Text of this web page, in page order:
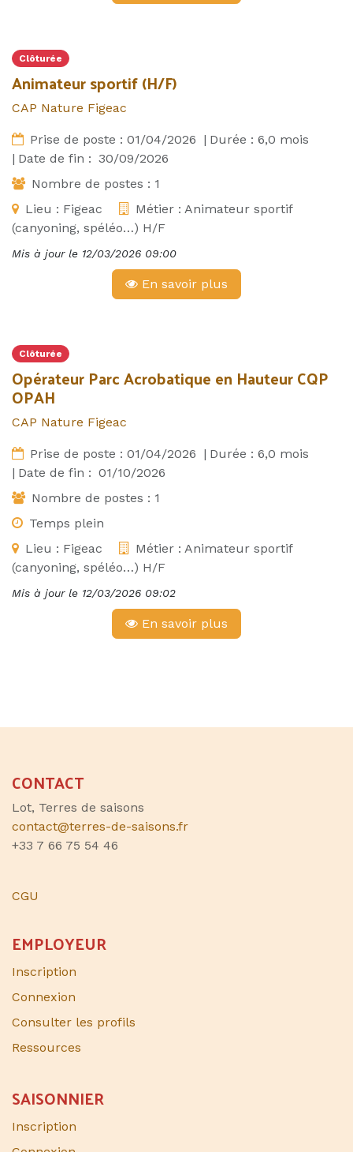
Clôturée
Animateur sportif (H/F)
CAP Nature Figeac
Prise de poste : 01/04/2026 | Durée : 6,0 mois
| Date de fin : 30/09/2026
Nombre de postes : 1
Lieu : Figeac Métier : Animateur sportif
(canyoning, spéléo…) H/F
Mis à jour le 12/03/2026 09:00
En savoir plus
Clôturée
Opérateur Parc Acrobatique en Hauteur CQP
OPAH
CAP Nature Figeac
Prise de poste : 01/04/2026 | Durée : 6,0 mois
| Date de fin : 01/10/2026
Nombre de postes : 1
Temps plein
Lieu : Figeac Métier : Animateur sportif
(canyoning, spéléo…) H/F
Mis à jour le 12/03/2026 09:02
En savoir plus
CONTACT
Lot, Terres de saisons
contact@terres-de-saisons.fr
+33 7 66 75 54 46
CGU
EMPLOYEUR
Inscription
Connexion
Consulter les profils
Ressources
SAISONNIER​
Inscription